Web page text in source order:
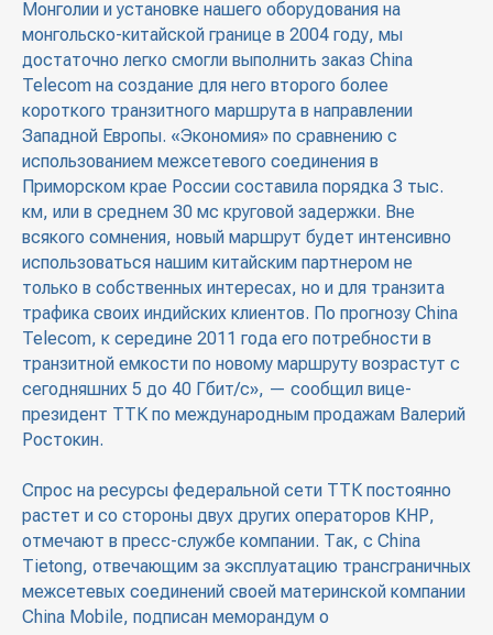
Монголии и установке нашего оборудования на
монгольско-китайской границе в 2004 году, мы
достаточно легко смогли выполнить заказ China
Telecom на создание для него второго более
короткого транзитного маршрута в направлении
Западной Европы. «Экономия» по сравнению с
использованием межсетевого соединения в
Приморском крае России составила порядка 3 тыс.
км, или в среднем 30 мс круговой задержки. Вне
всякого сомнения, новый маршрут будет интенсивно
использоваться нашим китайским партнером не
только в собственных интересах, но и для транзита
трафика своих индийских клиентов. По прогнозу China
Telecom, к середине 2011 года его потребности в
транзитной емкости по новому маршруту возрастут с
сегодняшних 5 до 40 Гбит/с», — сообщил вице-
президент ТТК по международным продажам Валерий
Ростокин.
Спрос на ресурсы федеральной сети ТТК постоянно
растет и со стороны двух других операторов КНР,
отмечают в пресс-службе компании. Так, с China
Tietong, отвечающим за эксплуатацию трансграничных
межсетевых соединений своей материнской компании
China Mobile, подписан меморандум о